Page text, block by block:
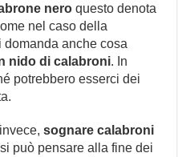
nero questo denota
nel caso della
domanda anche cosa
nido di calabroni. In
potrebbero esserci dei
sognare calabroni
può pensare alla fine dei